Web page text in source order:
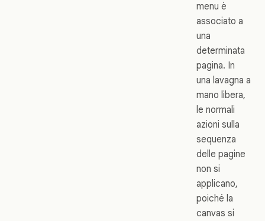
menu è
associato a
una
determinata
pagina. In
una lavagna a
mano libera,
le normali
azioni sulla
sequenza
delle pagine
non si
applicano,
poiché la
canvas si